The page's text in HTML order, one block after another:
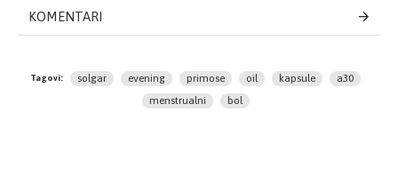
dijabetičarima za prevenciju dijabetičke neuropatije,
Napomena:
-Proizvedeno bez upotrebe hemijskih rastvarača.
KOMENTARI
Tagovi: solgar evening primose oil kapsule
a30
menstrualni
bol